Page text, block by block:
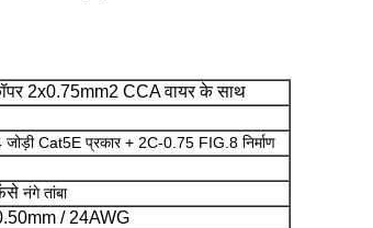
2x0.75mm2 CCA वायर के साथ
जोड़ी Cat5E प्रकार + 2C-0.75 FIG.8 निर्माण
नंगे तांबा
/ 24AWG